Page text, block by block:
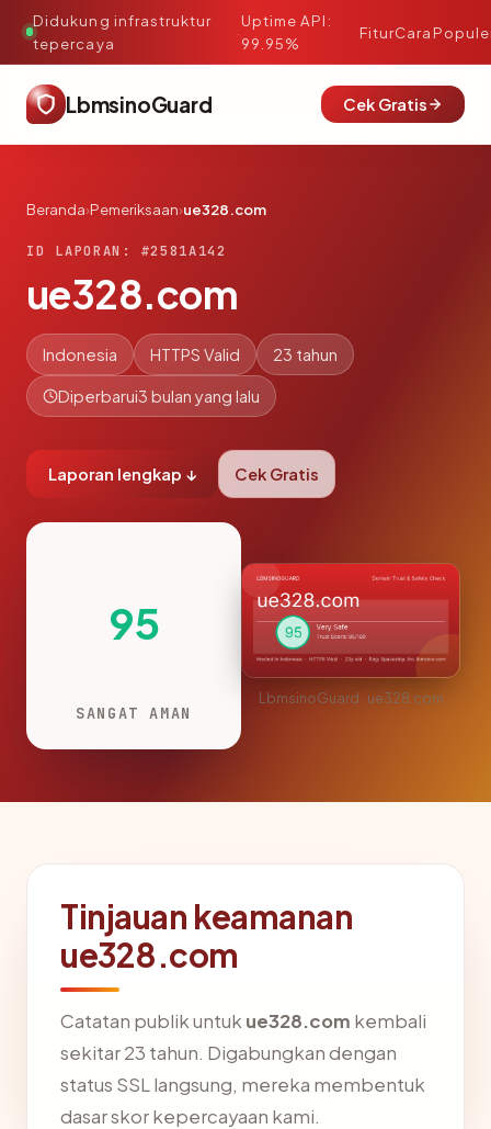
Didukung infrastruktur
tepercaya
·
Uptime API:
99.95%
FiturCara
LbmsinoGuard Cek Gratis
Beranda›Pemeriksaan›ue328.com
ID LAPORAN: #2581A142
ue328.com
Indonesia HTTPS Valid 23 tahun
Diperbarui3 bulan yang lalu
Laporan lengkap ↓ Cek Gratis
95
SANGAT AMAN
LbmsinoGuard · ue328.com
Tinjauan keamanan
ue328.com
Catatan publik untuk ue328.com kembali
sekitar 23 tahun. Digabungkan dengan
status SSL langsung, mereka membentuk
dasar skor kepercayaan kami.